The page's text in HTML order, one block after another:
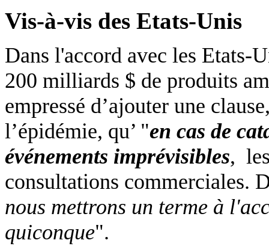
Vis-à-vis des Etats-Unis
Dans l'accord avec les Etats-
200 milliards $ de produits
empressé d’ajouter une
l’épidémie, qu’ "en cas de
événements imprévisibles,
consultations commerciales.
nous mettrons un terme à
quiconque".